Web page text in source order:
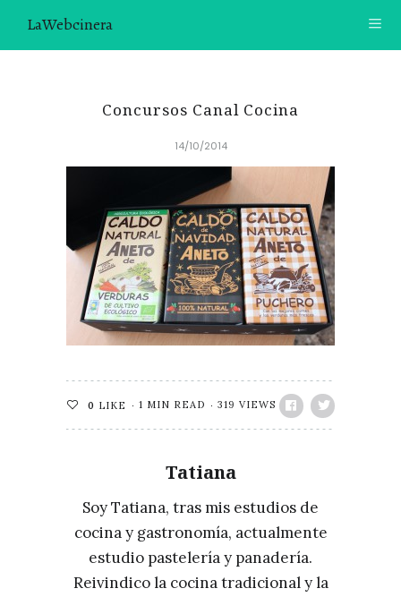
LaWebcinera
CONTACTO
¿TE GUSTARÍA UNIRTE A NUESTRA AVENTURA GASTRON
ÓMICA?
ÚNETE A LA NEWSLETTER
RECOMENDACIONES
Concursos Canal Cocina
14/10/2014
0 LIKE 1 MIN READ 319 VIEWS
Tatiana
Soy Tatiana, tras mis estudios de
cocina y gastronomía, actualmente
estudio pastelería y panadería.
Reivindico la cocina tradicional y la